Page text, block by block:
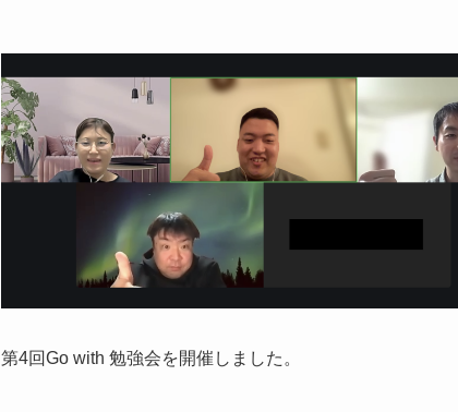
第4回Go with 勉強会を開催しました。